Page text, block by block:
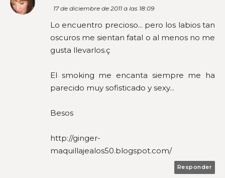
17 de diciembre de 2011 a las 18:09
Lo encuentro precioso... pero los labios tan
oscuros me sientan fatal o al menos no me
gusta llevarlos.ç
El smoking me encanta siempre me ha
parecido muy sofisticado y sexy...
Besos
http://ginger-
maquillajealos50.blogspot.com/
Responder